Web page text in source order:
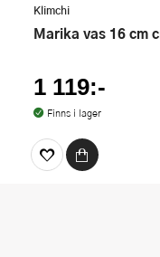
Klimchi
Marika vas 16 cm
1 119:-
Finns i lager